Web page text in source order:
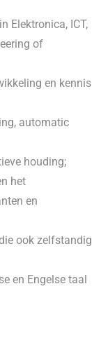
Elektronica, ICT,
of
en kennis
automatic
houding;
het
en
ook zelfstandig
en Engelse taal